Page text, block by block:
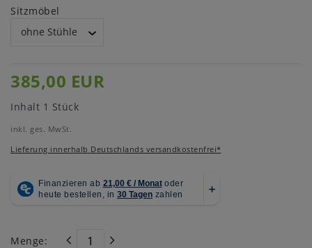
Sitzmöbel
385,00 EUR
Inhalt 1 Stück
inkl. ges. MwSt.
Lieferung innerhalb Deutschlands versandkostenfrei*
Menge: